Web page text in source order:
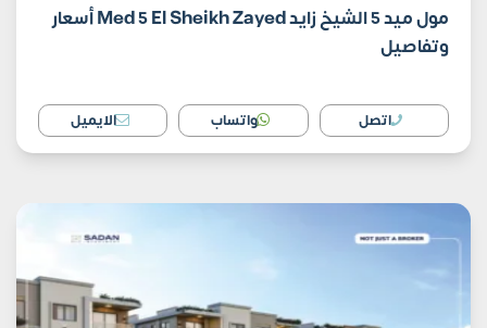
مول ميد 5 الشيخ زايد Med 5 El Sheikh Zayed أسعار
وتفاصيل
اتصل واتساب الايميل